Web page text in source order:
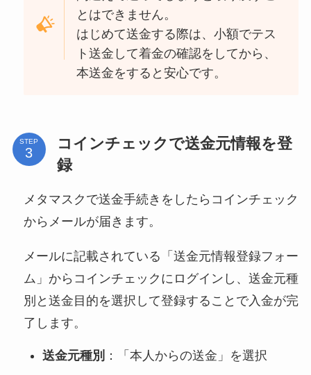
とはできません。
はじめて送金する際は、小額でテス
ト送金して着金の確認をしてから、
本送金をすると安心です。
STEP
コインチェックで送金元情報を登
録
メタマスクで送金手続きをしたらコインチェック
からメールが届きます。
メールに記載されている「送金元情報登録フォー
ム」からコインチェックにログインし、送金元種
別と送金目的を選択して登録することで入金が完
了します。
送金元種別 ：「本人からの送金」を選択